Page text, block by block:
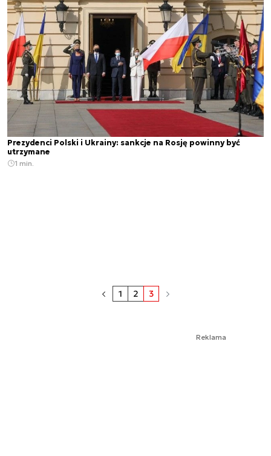
Prezydenci Polski i Ukrainy: sankcje na Rosję powinny być
utrzymane
1 min.
1 2 3
Reklama